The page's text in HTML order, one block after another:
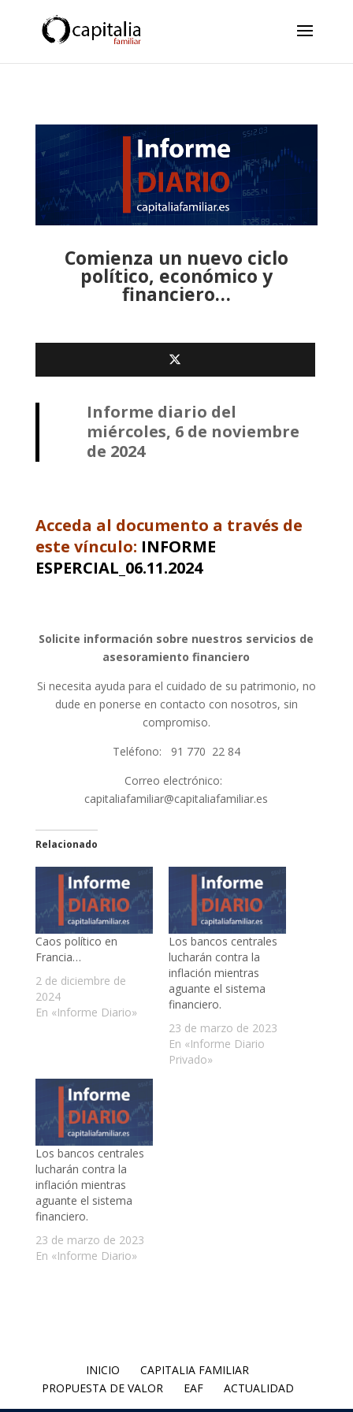
Comienza un nuevo ciclo
político, económico y
financiero…
Informe diario del
miércoles, 6 de noviembre
de 2024
Acceda al documento a través de
este vínculo: INFORME
ESPERCIAL_06.11.2024
Solicite información sobre nuestros servicios de
asesoramiento financiero
Si necesita ayuda para el cuidado de su patrimonio, no
dude en ponerse en contacto con nosotros, sin
compromiso.
Teléfono: 91 770 22 84
Correo electrónico:
capitaliafamiliar@capitaliafamiliar.es
Relacionado
Caos político en
Francia…
2 de diciembre de
2024
En «Informe Diario»
Los bancos centrales
lucharán contra la
inflación mientras
aguante el sistema
financiero.
23 de marzo de 2023
En «Informe Diario
Privado»
Los bancos centrales
lucharán contra la
inflación mientras
aguante el sistema
financiero.
23 de marzo de 2023
En «Informe Diario»
INICIO
CAPITALIA FAMILIAR
PROPUESTA DE VALOR
EAF ACTUALIDAD